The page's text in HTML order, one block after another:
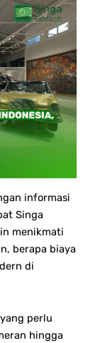
informasi
Singa
menikmati
berapa biaya
di
perlu
hingga